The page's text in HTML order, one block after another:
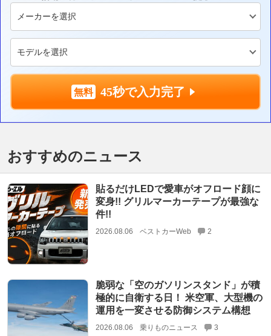
45秒で入力完了
おすすめのニュース
貼るだけLEDで愛車がオフロード顔に
変身!! グリルマーカーテープが最強な
件!!
2026.08.06 ベストカーWeb 2
脆弱な「空のガソリンスタンド」が積
極的に自衛する日！ 米空軍、大型機の
運用を一変させる防御システム構想
2026.08.06 乗りものニュース 3